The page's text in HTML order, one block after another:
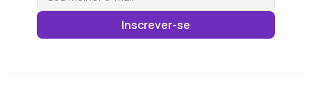
Inscrever-se